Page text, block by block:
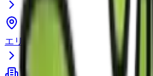
エリアから探す